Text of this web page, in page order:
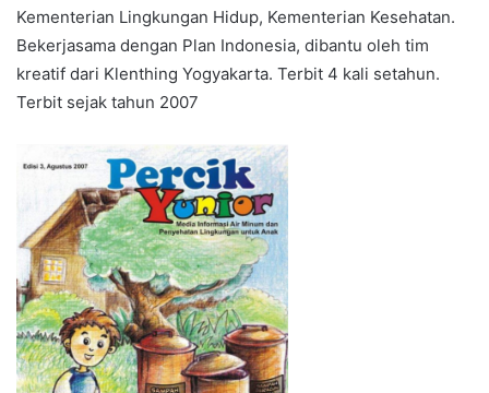
Kementerian Lingkungan Hidup, Kementerian Kesehatan.
Bekerjasama dengan Plan Indonesia, dibantu oleh tim
kreatif dari Klenthing Yogyakarta. Terbit 4 kali setahun.
Terbit sejak tahun 2007